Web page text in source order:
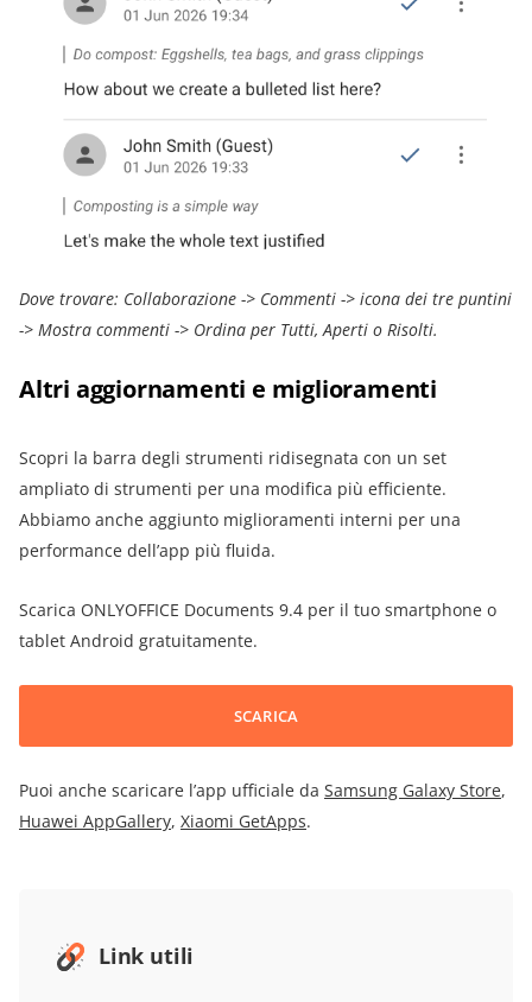
Dove trovare: Collaborazione -> Commenti -> icona dei tre puntini
-> Mostra commenti -> Ordina per Tutti, Aperti o Risolti.
Altri aggiornamenti e miglioramenti
Scopri la barra degli strumenti ridisegnata con un set
ampliato di strumenti per una modifica più efficiente.
Abbiamo anche aggiunto miglioramenti interni per una
performance dell’app più fluida.
Scarica ONLYOFFICE Documents 9.4 per il tuo smartphone o
tablet Android gratuitamente.
SCARICA
Puoi anche scaricare l’app ufficiale da Samsung Galaxy Store,
Huawei AppGallery, Xiaomi GetApps.
Link utili